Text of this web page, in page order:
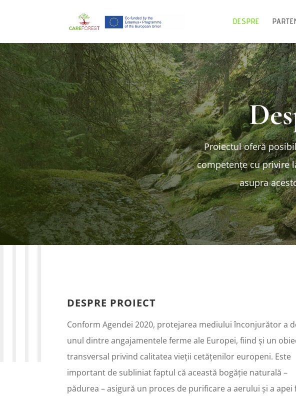
DESPRE
Proiectul oferă
competențe cu privire
asupra
DESPRE PROIECT
Conform Agendei 2020, protejarea mediului înconjurător a
unul dintre angajamentele ferme ale Europei, fiind și un
transversal privind calitatea vieții cetățenilor europeni. Este
important de subliniat faptul că această bogăție naturală –
pădurea – asigură un proces de purificare a aerului și a apei